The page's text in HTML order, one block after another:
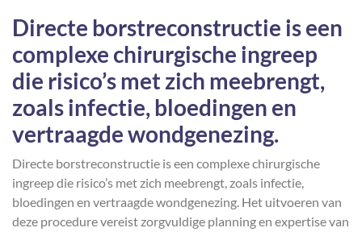
Directe borstreconstructie is een
complexe chirurgische ingreep
die risico’s met zich meebrengt,
zoals infectie, bloedingen en
vertraagde wondgenezing.
Directe borstreconstructie is een complexe chirurgische
ingreep die risico’s met zich meebrengt, zoals infectie,
bloedingen en vertraagde wondgenezing. Het uitvoeren van
deze procedure vereist zorgvuldige planning en expertise van